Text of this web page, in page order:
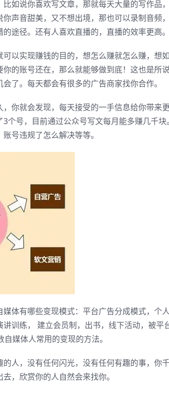
如说你喜欢写文章，那就每天大量的写作品
声音甜美，又不想出境，那也可以录制音频
途径。还有人喜欢直播的，直播的效率更高。
以实现赚钱的目的，想怎么赚就怎么赚，想
的账号还在，那么就能够做到底！这也是所
了。每天都会有很多的广告商家找你合作。
你就会发现，每天接受的一手信息给你带来
个号，目前通过公众号写文每月能多赚几千
号违规了怎么解决等等。
体有哪些变现模式：平台广告分成模式，个
训练， 建立会员制，出书，线下活动，被
媒体人常用的变现的方法。
人，没有任何闪光，没有任何有趣的事，你
，欣赏你的人自然会来找你。